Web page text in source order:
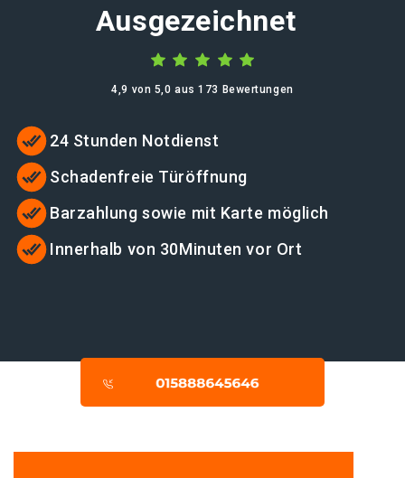
Ausgezeichnet
4,9 von 5,0 aus 173 Bewertungen
24 Stunden Notdienst
Schadenfreie Türöffnung
Barzahlung sowie mit Karte möglich
Innerhalb von 30Minuten vor Ort